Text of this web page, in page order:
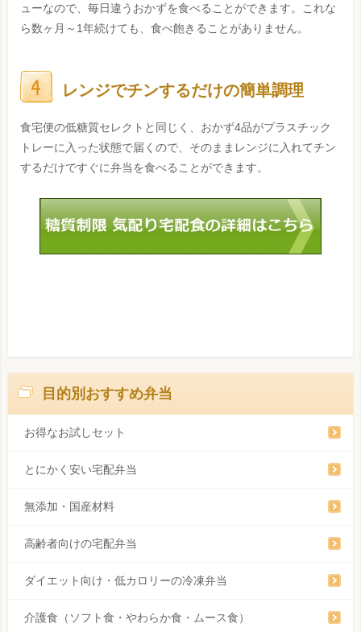
ューなので、毎日違うおかずを食べることができます。これな
ら数ヶ月～1年続けても、食べ飽きることがありません。
レンジでチンするだけの簡単調理
食宅便の低糖質セレクトと同じく、おかず4品がプラスチック
トレーに入った状態で届くので、そのままレンジに入れてチン
するだけですぐに弁当を食べることができます。
目的別おすすめ弁当
お得なお試しセット
とにかく安い宅配弁当
無添加・国産材料
高齢者向けの宅配弁当
ダイエット向け・低カロリーの冷凍弁当
介護食（ソフト食・やわらか食・ムース食）